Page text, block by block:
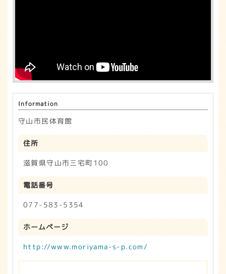
k
Information
守山市民体育館
住所
滋賀県守山市三宅町100
電話番号
077-583-5354
ホームページ
http://www.moriyama-s-p.com/